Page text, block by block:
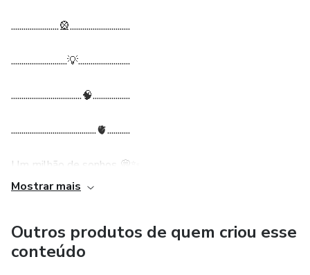
.......................🎡.............................
...........................💡.........................
..................................🧠..................
.........................................🫀...........
Um milhão de sonhos 💭✨
Nunca foi sorte sempre fui Deus 🙏🙌🙇
Mostrar mais
Outros produtos de quem criou esse
conteúdo